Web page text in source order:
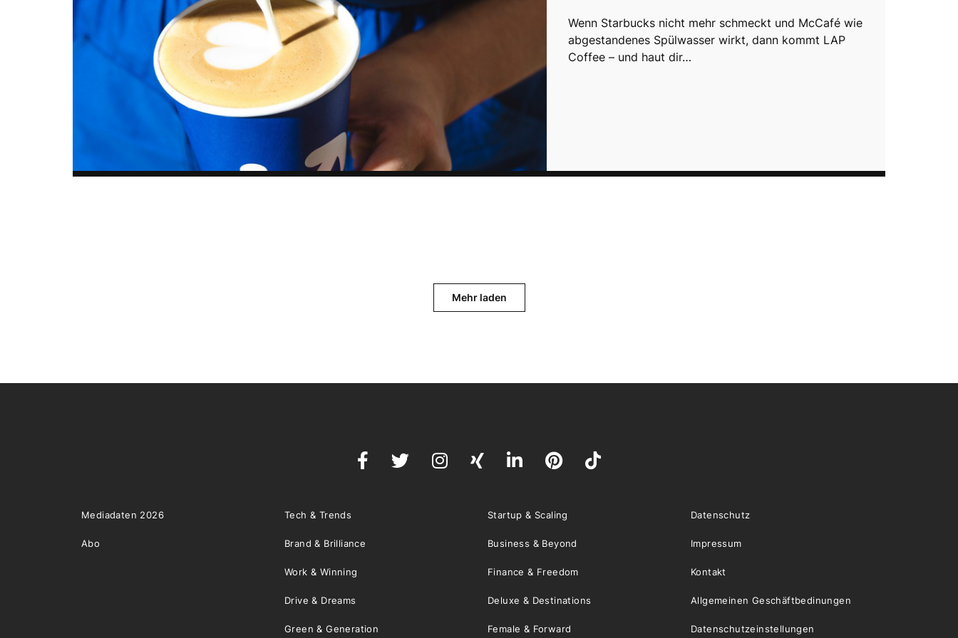
Wenn Starbucks nicht mehr schmeckt und McCafé wie
abgestandenes Spülwasser wirkt, dann kommt LAP
Coffee – und haut dir…
Mehr laden
Mediadaten 2026
Abo
Tech & Trends Startup & Scaling
Brand & Brilliance Business & Beyond
Work & Winning Finance & Freedom
Drive & Dreams Deluxe & Destinations
Green & Generation Female & Forward
Datenschutz
Impressum
Kontakt
Allgemeinen Geschäftbedinungen
Datenschutzeinstellungen